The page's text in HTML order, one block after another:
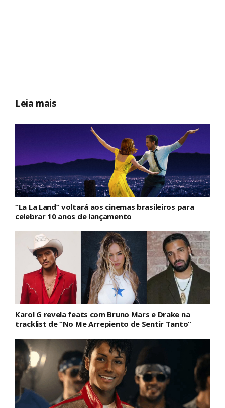
Leia mais
“La La Land” voltará aos cinemas brasileiros para
celebrar 10 anos de lançamento
Karol G revela feats com Bruno Mars e Drake na
tracklist de “No Me Arrepiento de Sentir Tanto”